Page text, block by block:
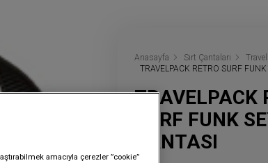
Anasayfa Sırt Çantaları
TRAVELPACK RETRO SURF
TRAVELPACK
SURF FUNK
ÇANTASI
amacıyla çerezler ”cookie”